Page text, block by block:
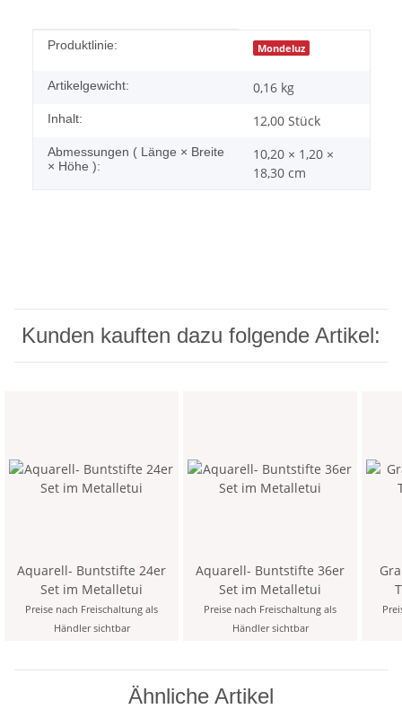
Produkteigenschaft
Wert
Produktlinie: Mondeluz
Artikelgewicht: 0,16 kg
Inhalt: 12,00 Stück
Abmessungen ( Länge × Breite
× Höhe ):
10,20 × 1,20 ×
18,30 cm
Kunden kauften dazu folgende Artikel:
Aquarell- Buntstifte 24er
Set im Metalletui
Preise nach Freischaltung als
Händler sichtbar
Aquarell- Buntstifte 36er
Set im Metalletui
Preise nach Freischaltung als
Händler sichtbar
Ähnliche Artikel